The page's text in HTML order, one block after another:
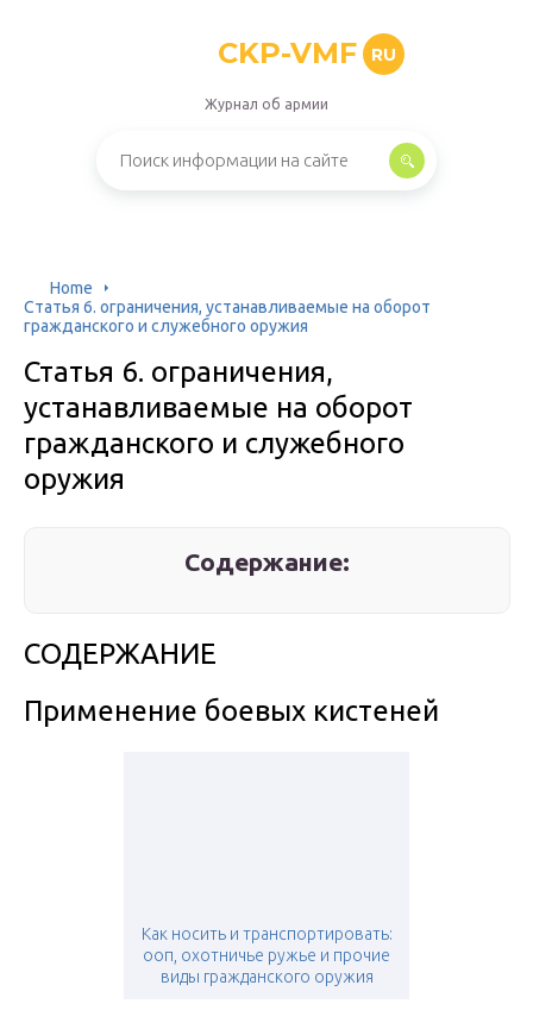
CKP-VMF RU
Журнал об армии
Home
Статья 6. ограничения, устанавливаемые на оборот
гражданского и служебного оружия
Статья 6. ограничения,
устанавливаемые на оборот
гражданского и служебного
оружия
Содержание:
СОДЕРЖАНИЕ
Применение боевых кистеней
Как носить и транспортировать:
ооп, охотничье ружье и прочие
виды гражданского оружия